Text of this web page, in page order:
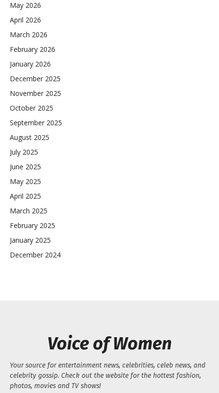
May 2026
April 2026
March 2026
February 2026
January 2026
December 2025
November 2025
October 2025
September 2025
August 2025
July 2025
June 2025
May 2025
April 2025
March 2025
February 2025
January 2025
December 2024
Voice of Women
Your source for entertainment news, celebrities, celeb news, and
celebrity gossip. Check out the website for the hottest fashion,
photos, movies and TV shows!